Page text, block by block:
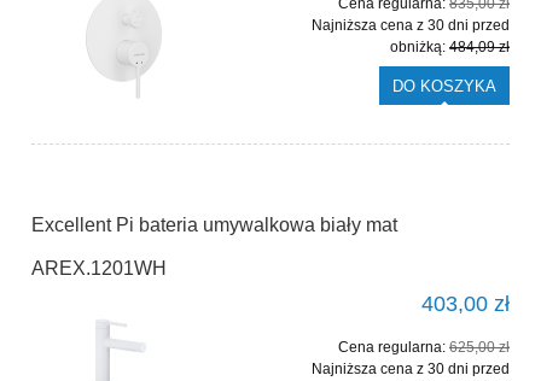
Cena regularna: 835,00 zł
Najniższa cena z 30 dni przed
obniżką: 484,09 zł
DO KOSZYKA
Excellent Pi bateria umywalkowa biały mat
AREX.1201WH
403,00 zł
Cena regularna: 625,00 zł
Najniższa cena z 30 dni przed